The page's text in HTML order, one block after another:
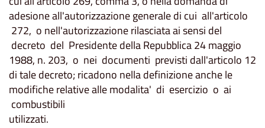
adesione all'autorizzazione generale di cui all'articolo
272, o nell'autorizzazione rilasciata ai sensi del
decreto del Presidente della Repubblica 24 maggio
1988, n. 203, o nei documenti previsti dall'articolo 12
di tale decreto; ricadono nella definizione anche le
modifiche relative alle modalita' di esercizio o ai
combustibili
utilizzati.